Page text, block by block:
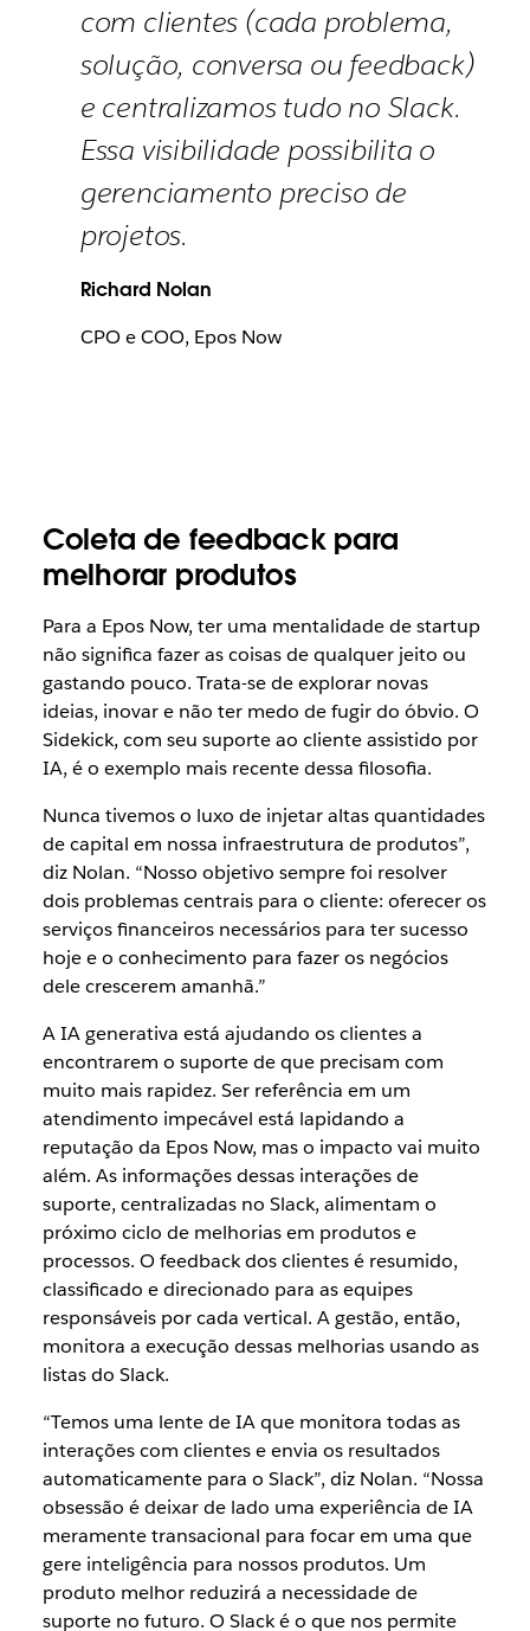
com clientes (cada problema,
solução, conversa ou feedback)
e centralizamos tudo no Slack.
Essa visibilidade possibilita o
gerenciamento preciso de
projetos.
Richard Nolan
CPO e COO, Epos Now
Coleta de feedback para
melhorar produtos
Para a Epos Now, ter uma mentalidade de startup
não significa fazer as coisas de qualquer jeito ou
gastando pouco. Trata-se de explorar novas
ideias, inovar e não ter medo de fugir do óbvio. O
Sidekick, com seu suporte ao cliente assistido por
IA, é o exemplo mais recente dessa filosofia.
Nunca tivemos o luxo de injetar altas quantidades
de capital em nossa infraestrutura de produtos”,
diz Nolan. “Nosso objetivo sempre foi resolver
dois problemas centrais para o cliente: oferecer os
serviços financeiros necessários para ter sucesso
hoje e o conhecimento para fazer os negócios
dele crescerem amanhã.”
A IA generativa está ajudando os clientes a
encontrarem o suporte de que precisam com
muito mais rapidez. Ser referência em um
atendimento impecável está lapidando a
reputação da Epos Now, mas o impacto vai muito
além. As informações dessas interações de
suporte, centralizadas no Slack, alimentam o
próximo ciclo de melhorias em produtos e
processos. O feedback dos clientes é resumido,
classificado e direcionado para as equipes
responsáveis por cada vertical. A gestão, então,
monitora a execução dessas melhorias usando as
listas do Slack.
“Temos uma lente de IA que monitora todas as
interações com clientes e envia os resultados
automaticamente para o Slack”, diz Nolan. “Nossa
obsessão é deixar de lado uma experiência de IA
meramente transacional para focar em uma que
gere inteligência para nossos produtos. Um
produto melhor reduzirá a necessidade de
suporte no futuro. O Slack é o que nos permite